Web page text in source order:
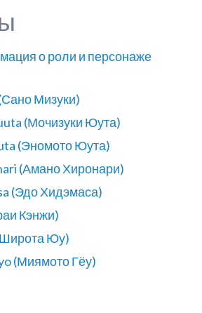
о роли и персонаже
Мизуки)
(Мочизуки Юута)
(Эномото Юута)
(Амано Хиронари)
(Эдо Хидэмаса)
Кэнжи)
Юу)
(Миямото Гёу)